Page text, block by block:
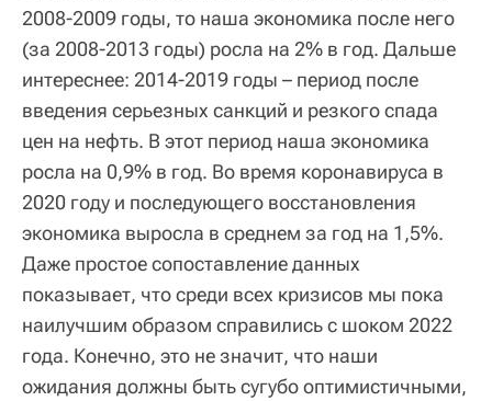
2008-2009 годы, то наша экономика после него
(за 2008-2013 годы) росла на 2% в год. Дальше
интереснее: 2014-2019 годы – период после
введения серьезных санкций и резкого спада
цен на нефть. В этот период наша экономика
росла на 0,9% в год. Во время коронавируса в
2020 году и последующего восстановления
экономика выросла в среднем за год на 1,5%.
Даже простое сопоставление данных
показывает, что среди всех кризисов мы пока
наилучшим образом справились с шоком 2022
года. Конечно, это не значит, что наши
ожидания должны быть сугубо оптимистичными,